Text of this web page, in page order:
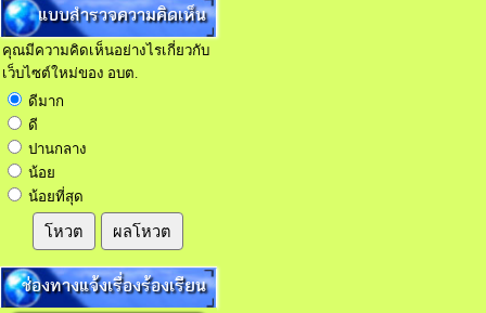
แบบสำรวจความคิดเห็น
คุณมีความคิดเห็นอย่างไรเกี่ยวกับ
เว็บไซต์ใหม่ของ อบต.
ดีมาก
ดี
ปานกลาง
น้อย
น้อยที่สุด
โหวต ผลโหวต
ช่องทางแจ้งเรื่องร้องเรียน